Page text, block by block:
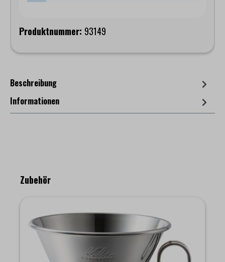
Produktnummer: 93149
Beschreibung
Informationen
Produktgalerie überspringen
Zubehör